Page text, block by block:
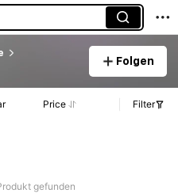
Folgen
Price Filter
gefunden